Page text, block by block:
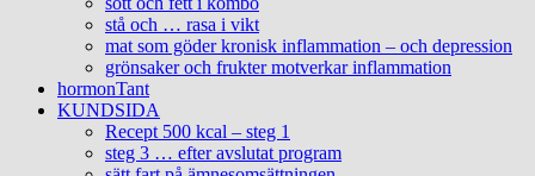
stå och … rasa i vikt
mat som göder kronisk inflammation – och depression
grönsaker och frukter motverkar inflammation
hormonTant
KUNDSIDA
Recept 500 kcal – steg 1
steg 3 … efter avslutat program